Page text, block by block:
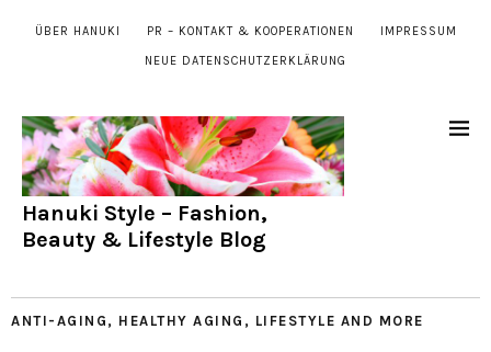
ÜBER HANUKI PR – KONTAKT & KOOPERATIONEN IMPRESSUM
NEUE DATENSCHUTZERKLÄRUNG
Hanuki Style – Fashion,
Beauty & Lifestyle Blog
ANTI-AGING , HEALTHY AGING , LIFESTYLE AND MORE